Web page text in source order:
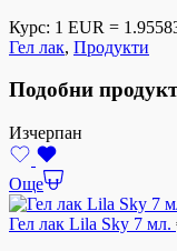
Курс: 1 EUR =
Гел лак, Продукти
Подобни
Изчерпан
Още
Гел лак Lila Sky 7 мл.